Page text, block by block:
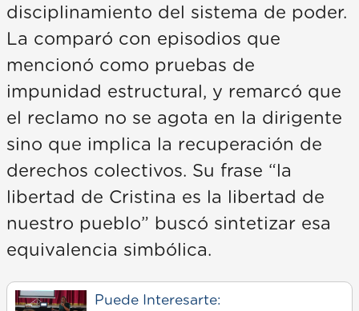
disciplinamiento del sistema de poder.
La comparó con episodios que
mencionó como pruebas de
impunidad estructural, y remarcó que
el reclamo no se agota en la dirigente
sino que implica la recuperación de
derechos colectivos. Su frase “la
libertad de Cristina es la libertad de
nuestro pueblo” buscó sintetizar esa
equivalencia simbólica.
Puede Interesarte: